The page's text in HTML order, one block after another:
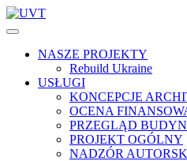
NASZE PROJEKTY
Rebuild Ukraine
USŁUGI
KONCEPCJE
OCENA
PRZEGLĄD
PROJEKT OGÓLNY
NADZÓR